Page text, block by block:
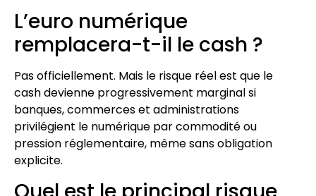
L’euro numérique
remplacera-t-il le cash ?
Pas officiellement. Mais le risque réel est que le
cash devienne progressivement marginal si
banques, commerces et administrations
privilégient le numérique par commodité ou
pression réglementaire, même sans obligation
explicite.